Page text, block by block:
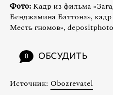
Фото: Кадр из фильма
Бенджамина Баттона»,
Месть гномов»,
0 ОБСУДИТЬ
Источник: Obozrevatel